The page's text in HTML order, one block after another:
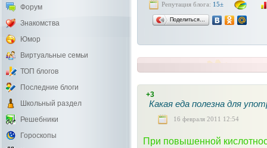
Форум
Знакомства
Юмор
Виртуальные семьи
ТОП блогов
Последние блоги
Школьный раздел
Решебники
Гороскопы
Репутация блога: 15±
Поделиться…
+3
Какая еда полезна для
16 февраля 2011 12:54
При повышенной